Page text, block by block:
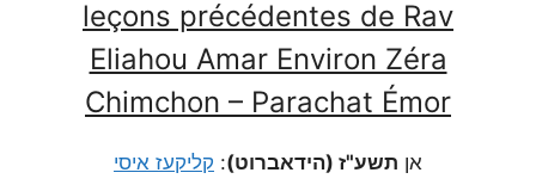
leçons précédentes de Rav
Eliahou Amar Environ Zéra
Chimchon – Parachat Émor
אן תשע"ז (הידאברוט): קליקעז איסי